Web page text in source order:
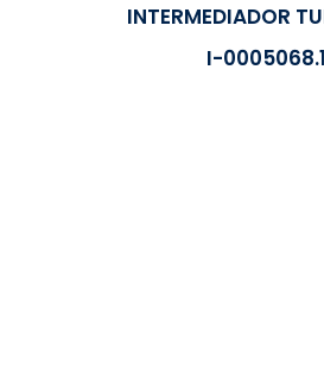
INTERMEDIADOR
I-0005068.1